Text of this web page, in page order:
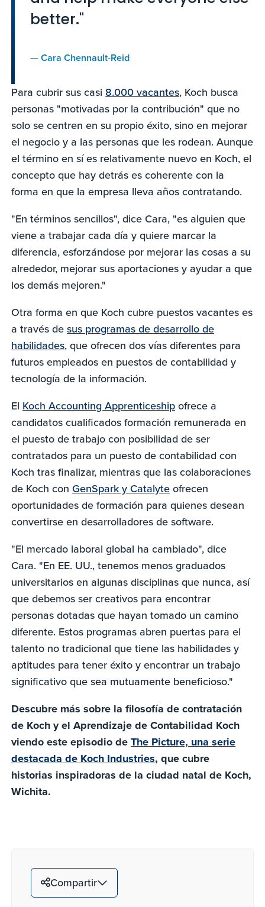
better."
—Cara Chennault-Reid
Para cubrir sus casi 8.000 vacantes, Koch busca
personas "motivadas por la contribución" que no
solo se centren en su propio éxito, sino en mejorar
el negocio y a las personas que les rodean. Aunque
el término en sí es relativamente nuevo en Koch, el
concepto que hay detrás es coherente con la
forma en que la empresa lleva años contratando.
"En términos sencillos", dice Cara, "es alguien que
viene a trabajar cada día y quiere marcar la
diferencia, esforzándose por mejorar las cosas a su
alrededor, mejorar sus aportaciones y ayudar a que
los demás mejoren."
Otra forma en que Koch cubre puestos vacantes es
a través desus programas de desarrollo de
habilidades, que ofrecen dos vías diferentes para
futuros empleados en puestos de contabilidad y
tecnología de la información.
El Koch Accounting Apprenticeship ofrece a
candidatos cualificados formación remunerada en
el puesto de trabajo con posibilidad de ser
contratados para un puesto de contabilidad con
Koch tras finalizar, mientras que las colaboraciones
de Koch conGenSpark y Catalyte ofrecen
oportunidades de formación para quienes desean
convertirse en desarrolladores de software.
"El mercado laboral global ha cambiado", dice
Cara. "En EE. UU., tenemos menos graduados
universitarios en algunas disciplinas que nunca, así
que debemos ser creativos para encontrar
personas dotadas que hayan tomado un camino
diferente. Estos programas abren puertas para el
talento no tradicional que tiene las habilidades y
aptitudes para tener éxito y encontrar un trabajo
significativo que sea mutuamente beneficioso."
Descubre más sobre la filosofía de contratación
de Koch y el Aprendizaje de Contabilidad Koch
viendo este episodio deThe Picture, una serie
destacada de Koch Industries, que cubre
historias inspiradoras de la ciudad natal de Koch,
Wichita.
Compartir